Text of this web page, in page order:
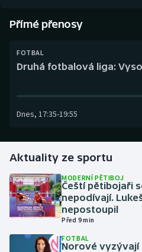
Curling
Florbal
Golf
Gymnastika
Házená
Přímé přenosy
FOTBAL
Druhá fotbalová liga:
Dnes, 17:35-19:55
Aktuality ze sportu
MODERNÍ PĚTIBOJ
Čeští pětibojaři
nepodívají.
nepostoupil
Před 9 min
FOTBAL
Norové vyzývají